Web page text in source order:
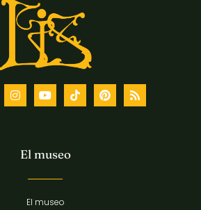
El museo
El museo